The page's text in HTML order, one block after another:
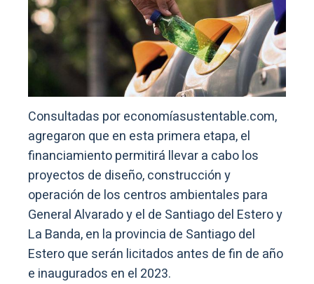
Consultadas por economíasustentable.com,
agregaron que en esta primera etapa, el
financiamiento permitirá llevar a cabo los
proyectos de diseño, construcción y
operación de los centros ambientales para
General Alvarado y el de Santiago del Estero y
La Banda, en la provincia de Santiago del
Estero que serán licitados antes de fin de año
e inaugurados en el 2023.